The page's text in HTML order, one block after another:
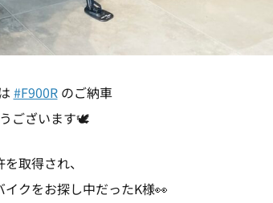
#F900Rのご納車
ございます🕊
取得され、
クをお探し中だったK様👀